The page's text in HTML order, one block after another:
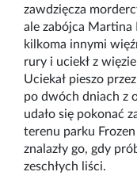
zawdzięcza
ale zabójca Martina
kilkoma innymi
rury i uciekł z
Uciekał pieszo
po dwóch dniach z
udało się pokonać
terenu parku
znalazły go, gdy
zeschłych liści.